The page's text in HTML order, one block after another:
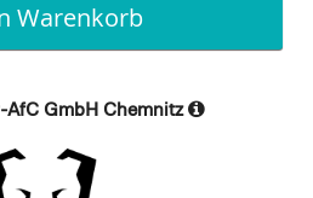
Warenkorb
AfC GmbH Chemnitz